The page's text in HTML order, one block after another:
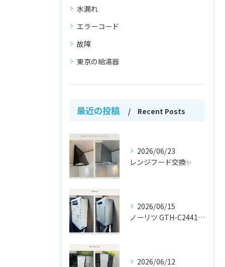
水漏れ
エラーコード
故障
東京の給湯器
最近の投稿 Recent Posts
2026/06/23
レンジフード交換✨
2026/06/15
ノーリツ GTH-C2441AWX から
2026/06/12